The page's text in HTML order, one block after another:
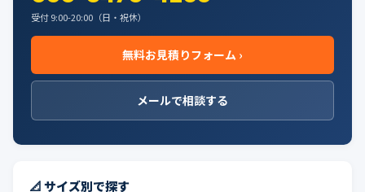
受付 9:00-20:00（日・祝休）
無料お見積りフォーム ›
メールで相談する
📐 サイズ別で探す